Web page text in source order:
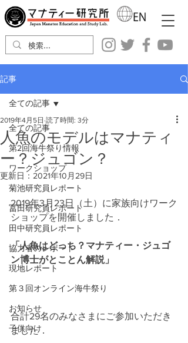
記事
全ての記事
第2回海牛祭り情報
ワークショップ
菊池研究員レポート
冨田研究員レポート
田中研究員レポート
協力者のレポート
現地レポート
第３回オンライン海牛祭り
お知らせ
子供向け
全ての記事
人魚のモデルはマナティ
ー？ジュゴン？
2019年4月5日 読了時間: 3分
更新日： 2021年10月29日
2019年3月23日（土）に家族向けワーク
ショップを開催しました．
「人魚はどっち？マナティー・ジュゴ
ン博士がとことん解説」
合計29名のみなさまにご参加いただき
ました．